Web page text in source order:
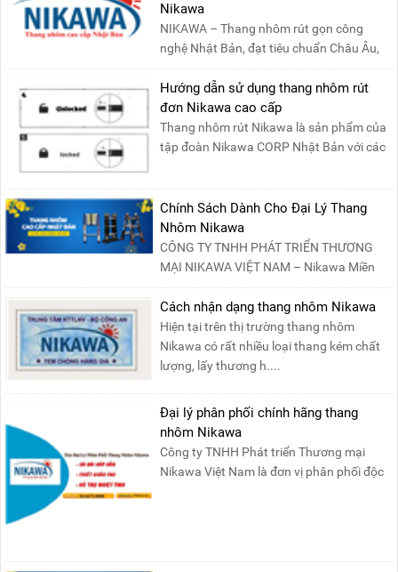
Nikawa
NIKAWA – Thang nhôm rút gọn công
nghệ Nhật Bản, đạt tiêu chuẩn Châu Âu,
đảm bảo sự an toàn tuy....
Hướng dẫn sử dụng thang nhôm rút
đơn Nikawa cao cấp
Thang nhôm rút Nikawa là sản phẩm của
tập đoàn Nikawa CORP Nhật Bản với các
Chính Sách Dành Cho Đại Lý Thang
Nhôm Nikawa
CÔNG TY TNHH PHÁT TRIỂN THƯƠNG
MẠI NIKAWA VIỆT NAM – Nikawa Miền
Bắc: Số 19, Đường Trung ....
Cách nhận dạng thang nhôm Nikawa
Hiện tại trên thị trường thang nhôm
Nikawa có rất nhiều loại thang kém chất
lượng, lấy thương h....
Đại lý phân phối chính hãng thang
nhôm Nikawa
Công ty TNHH Phát triển Thương mại
Nikawa Việt Nam là đơn vị phân phối độc